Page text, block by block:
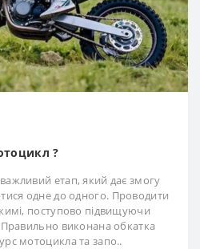
?
етап, який дає змогу
одне до одного. Проводити
поступово підвищуючи
виконана обкатка
мотоцикла та запо..